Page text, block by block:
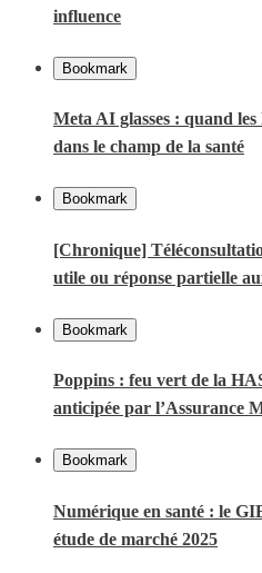
influence
Bookmark
Meta AI glasses : quand
dans le champ de la santé
Bookmark
[Chronique]
utile ou réponse partielle
Bookmark
Poppins : feu vert de la
anticipée par l’Assurance
Bookmark
Numérique en santé : le
étude de marché 2025